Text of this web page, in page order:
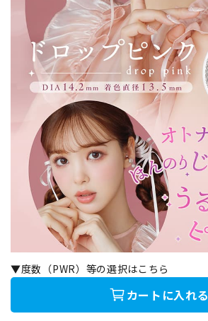
▼度数（PWR）等の選択はこちら
カートに入れる